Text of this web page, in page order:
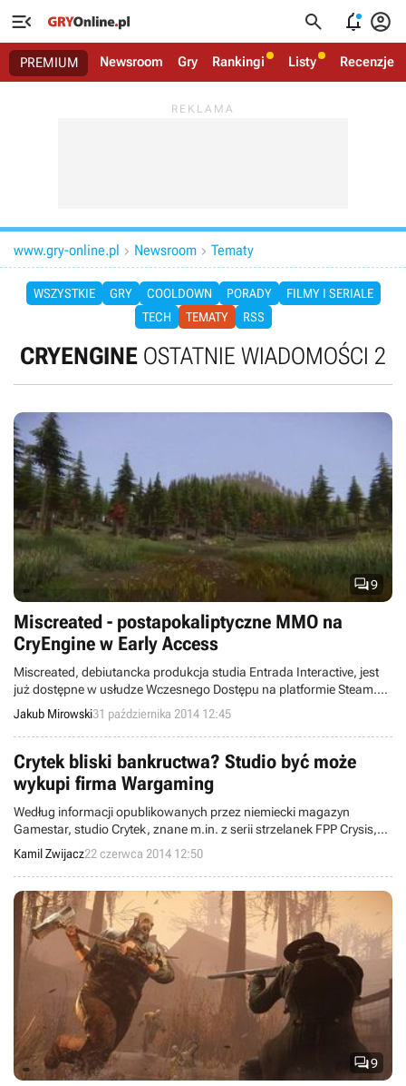
   
PREMIUM Newsroom Gry Rankingi Listy Recenzje
www.gry-online.pl  Newsroom  Tematy
WSZYSTKIE GRY COOLDOWN PORADY
FILMY I SERIALE
TECH
TEMATY RSS
CRYENGINE OSTATNIE WIADOMOŚCI 2
9
Miscreated - postapokaliptyczne MMO na
CryEngine w Early Access
Miscreated, debiutancka produkcja studia Entrada Interactive, jest
już dostępne w usłudze Wczesnego Dostępu na platformie Steam.
Gra, powstająca w oparciu o silnik CryEngine, ma być w pełni
gotowa za rok.
Jakub Mirowski31 października 2014 12:45
Crytek bliski bankructwa? Studio być może
wykupi firma Wargaming
Według informacji opublikowanych przez niemiecki magazyn
Gamestar, studio Crytek, znane m.in. z serii strzelanek FPP Crysis,
boryka się ze sporymi problemami finansowymi, wywołanymi słabą
sprzedażą gry Ryse: Son of Rome oraz stosunkowo niewielkim
zainteresowaniem technologią CryEngine. Niepotwierdzone
doniesienia mówią, że deweloper być może zostanie wykupiony
przez firmę Wargaming.
Kamil Zwijacz22 czerwca 2014 12:50
9